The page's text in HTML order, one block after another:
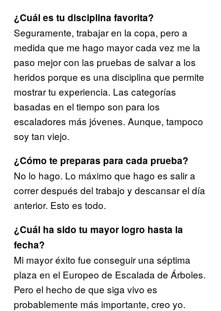
¿Cuál es tu disciplina favorita?
Seguramente, trabajar en la copa, pero a
medida que me hago mayor cada vez me la
paso mejor con las pruebas de salvar a los
heridos porque es una disciplina que permite
mostrar tu experiencia. Las categorías
basadas en el tiempo son para los
escaladores más jóvenes. Aunque, tampoco
soy tan viejo.
¿Cómo te preparas para cada prueba?
No lo hago. Lo máximo que hago es salir a
correr después del trabajo y descansar el día
anterior. Esto es todo.
¿Cuál ha sido tu mayor logro hasta la
fecha?
Mi mayor éxito fue conseguir una séptima
plaza en el Europeo de Escalada de Árboles.
Pero el hecho de que siga vivo es
probablemente más importante, creo yo.